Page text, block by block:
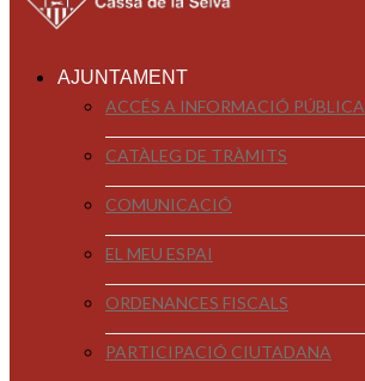
AJUNTAMENT
ACCÉS A INFORMACIÓ PÚBLICA
CATÀLEG DE TRÀMITS
COMUNICACIÓ
EL MEU ESPAI
ORDENANCES FISCALS
PARTICIPACIÓ CIUTADANA